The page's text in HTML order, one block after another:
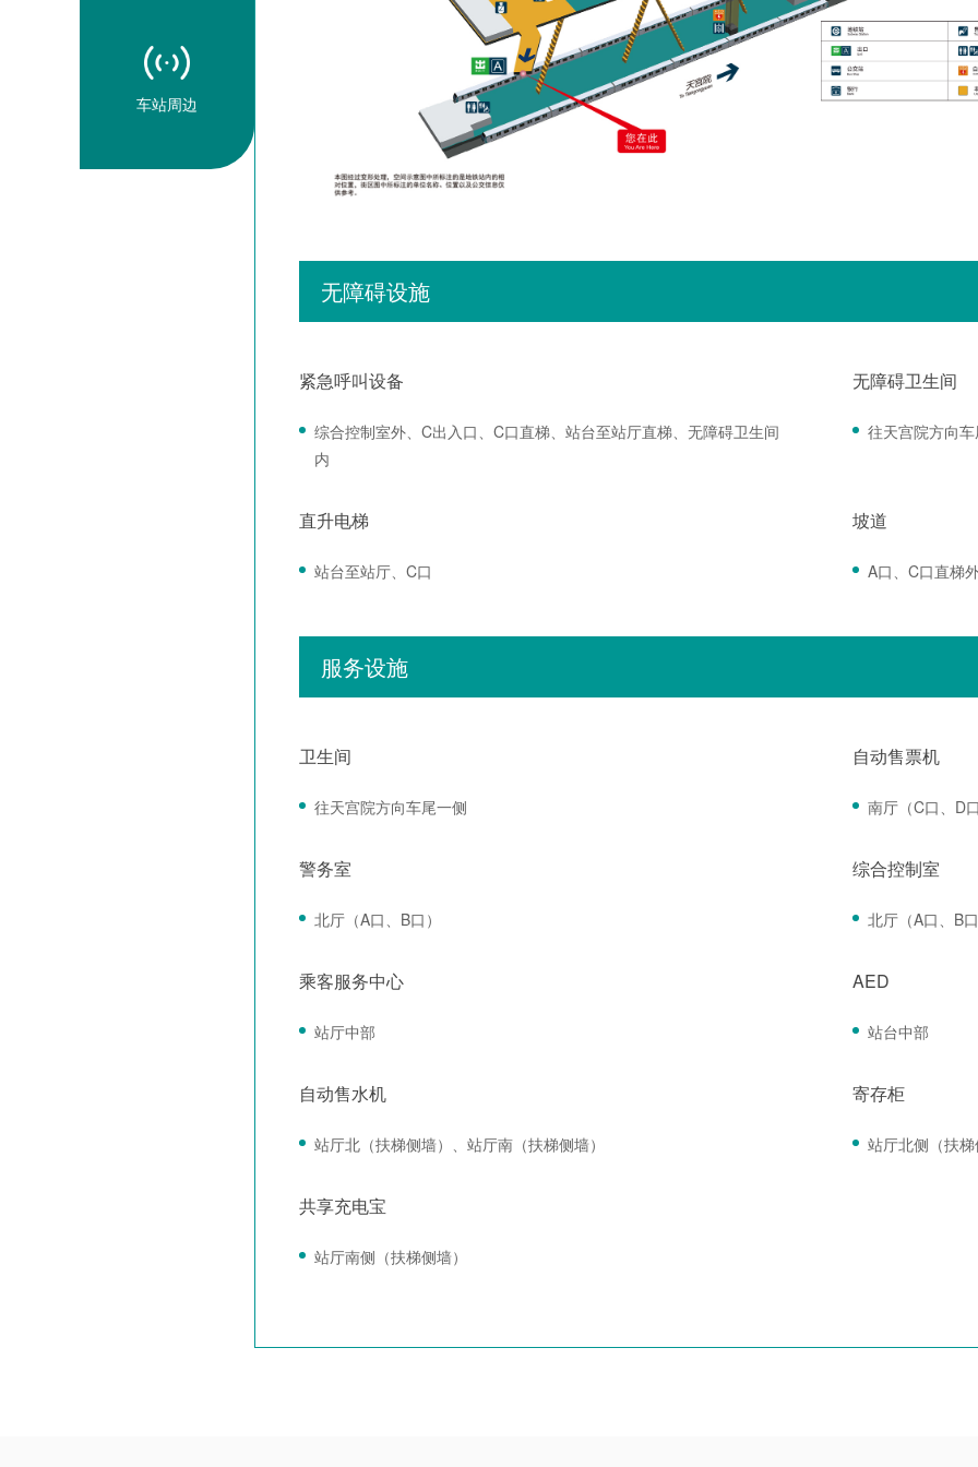
车站周边
无障碍设施
紧急呼叫设备
综合控制室外、C出入口、C口直梯、站台至站厅直梯、无障碍卫生间
内
无障碍卫生间
往天宫院方向
直升电梯
站台至站厅、C口
坡道
A口、C口直梯
服务设施
卫生间
往天宫院方向车尾一侧
自动售票机
南厅（C口、D
警务室
北厅（A口、B口）
综合控制室
北厅（A口、B
乘客服务中心
站厅中部
AED
站台中部
自动售水机
站厅北（扶梯侧墙）、站厅南（扶梯侧墙）
寄存柜
站厅北侧（扶
共享充电宝
站厅南侧（扶梯侧墙）